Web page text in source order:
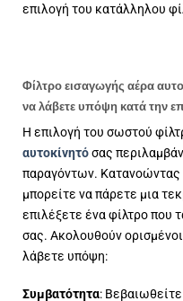
επιλογή του κατάλληλου
Φίλτρο εισαγωγής αέρα
να λάβετε υπόψη κατά την
Η επιλογή του σωστού
αυτοκίνητόσας
παραγόντων. Κατανοώντας
μπορείτε να πάρετε μια
επιλέξετε ένα φίλτρο που
σας. Ακολουθούν
λάβετε υπόψη:
Συμβατότητα: